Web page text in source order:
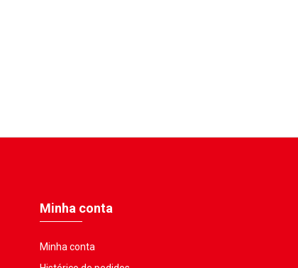
Minha conta
Minha conta